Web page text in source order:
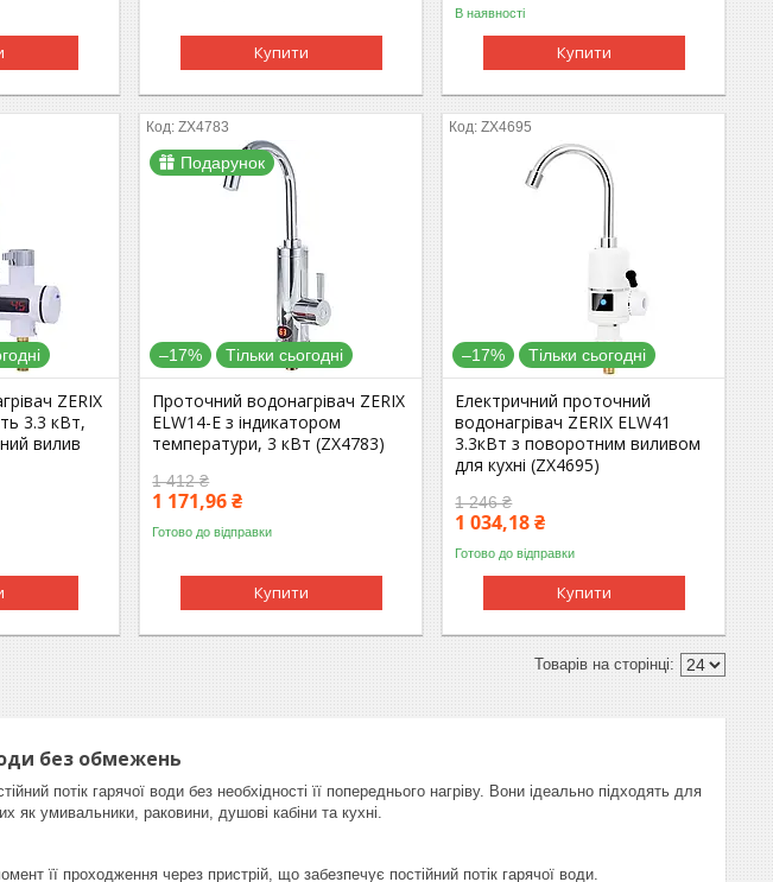
Купити
В наявності
Купити
ZERIX
3.3 кВт,
вилив
ZX4783
Подарунок
–17% Тільки сьогодні
Проточний водонагрівач ZERIX
ELW14-E з індикатором
температури, 3 кВт (ZX4783)
1 412 ₴
1 171,96 ₴
Готово до відправки
Купити
ZX4695
–17% Тільки сьогодні
Електричний проточний
водонагрівач ZERIX ELW41
3.3кВт з поворотним виливом
для кухні (ZX4695)
1 246 ₴
1 034,18 ₴
Готово до відправки
Купити
без обмежень
потік гарячої води без необхідності її попереднього нагріву. Вони ідеально підходять для
як умивальники, раковини, душові кабіни та кухні.
її проходження через пристрій, що забезпечує постійний потік гарячої води.